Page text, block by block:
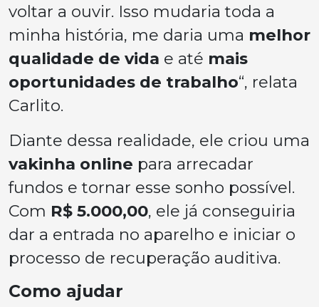
voltar a ouvir. Isso mudaria toda a
minha história, me daria uma melhor
qualidade de vida e até mais
oportunidades de trabalho“, relata
Carlito.
Diante dessa realidade, ele criou uma
vakinha online para arrecadar
fundos e tornar esse sonho possível.
Com R$ 5.000,00, ele já conseguiria
dar a entrada no aparelho e iniciar o
processo de recuperação auditiva.
Como ajudar